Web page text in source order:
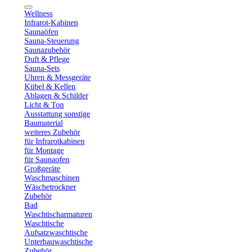
Wellness
Infrarot-Kabinen
Saunaöfen
Sauna-Steuerung
Saunazubehör
Duft & Pflege
Sauna-Sets
Uhren & Messgeräte
Kübel & Kellen
Ablagen & Schilder
Licht & Ton
Ausstattung sonstige
Baumaterial
weiteres Zubehör
für Infrarotkabinen
für Montage
für Saunaofen
Großgeräte
Waschmaschinen
Wäschetrockner
Zubehör
Bad
Waschtischarmaturen
Waschtische
Aufsatzwaschtische
Unterbauwaschtische